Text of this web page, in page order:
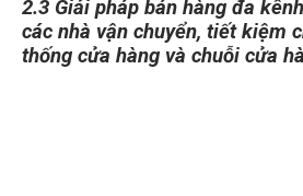
2.3 Giải pháp bán hàng đa
các nhà vận chuyển, tiết kiệm
thống cửa hàng và chuỗi cửa